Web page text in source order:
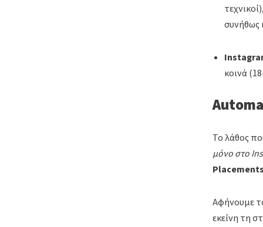
συνήθως
κοινά
Το λάθος
μόνο στο
Placements
Αφήνουμε
εκείνη τη